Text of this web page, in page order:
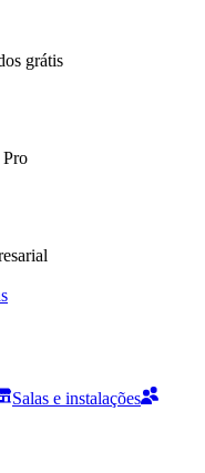
grátis
Pro
Salas e instalações